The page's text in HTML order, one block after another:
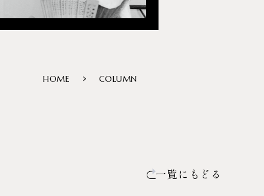
HOME COLUMN
一覧にもどる